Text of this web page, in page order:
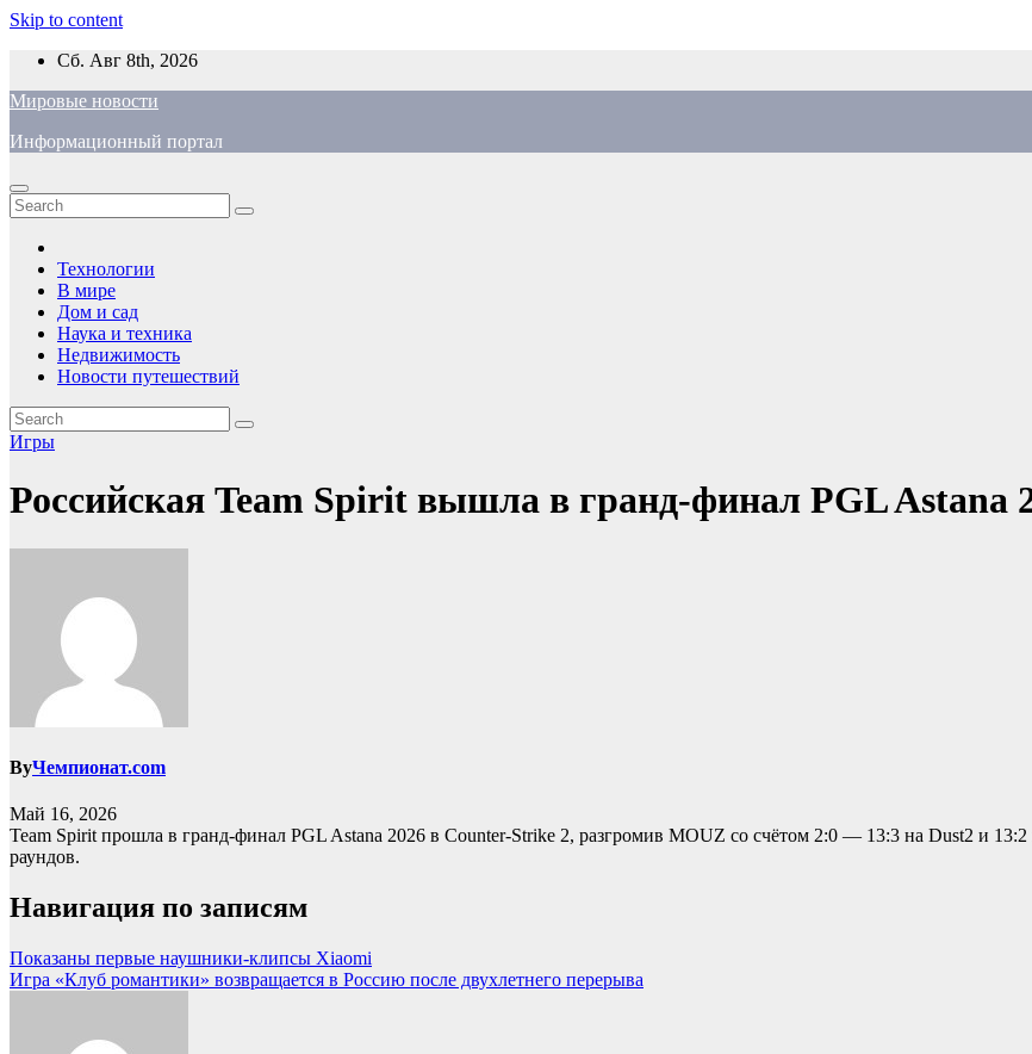
Skip to content
Сб. Авг 8th, 2026
Мировые новости
Информационный портал
Технологии
В мире
Дом и сад
Наука и техника
Недвижимость
Новости путешествий
Игры
Российская Team Spirit вышла в гранд-финал PGL Astana
ByЧемпионат.com
Май 16, 2026
Team Spirit прошла в гранд-финал PGL Astana 2026 в Counter-Strike 2, разгромив MOUZ со счётом 2:0 — 13:3 на Dust2 и
раундов.
Навигация по записям
Показаны первые наушники-клипсы Xiaomi
Игра «Клуб романтики» возвращается в Россию после двухлетнего перерыва